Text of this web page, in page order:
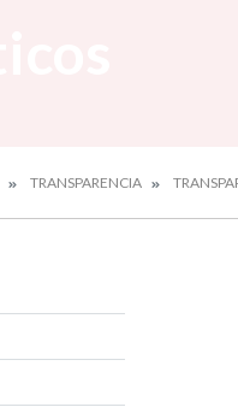
TRANSPARENCIA